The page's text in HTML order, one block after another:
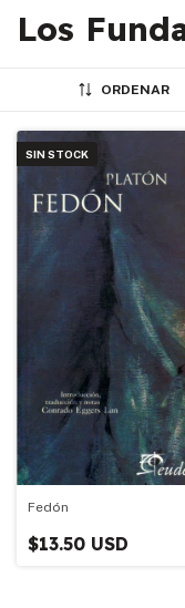
Los
ORDENAR
SIN STOCK
Fedón
$13.50 USD